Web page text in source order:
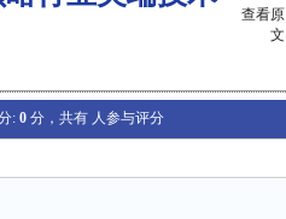
查看原
文
: 0分，共有 人参与评分